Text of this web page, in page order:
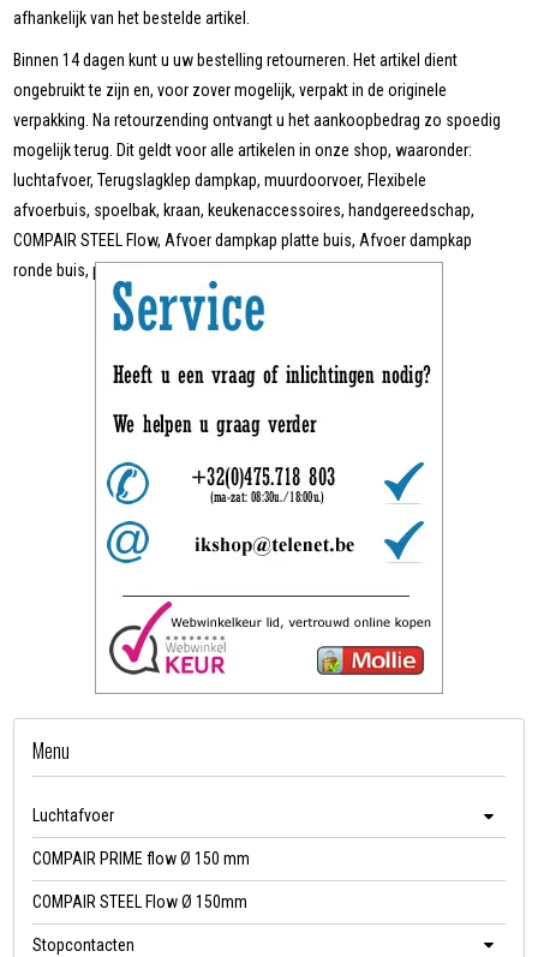
afhankelijk van het bestelde artikel.
Binnen 14 dagen kunt u uw bestelling retourneren. Het artikel dient
ongebruikt te zijn en, voor zover mogelijk, verpakt in de originele
verpakking. Na retourzending ontvangt u het aankoopbedrag zo spoedig
mogelijk terug. Dit geldt voor alle artikelen in onze shop, waaronder:
luchtafvoer, Terugslagklep dampkap, muurdoorvoer, Flexibele
afvoerbuis, spoelbak, kraan, keukenaccessoires, handgereedschap,
COMPAIR STEEL Flow, Afvoer dampkap platte buis, Afvoer dampkap
ronde buis, plasmafilter, enz.
Menu
Luchtafvoer
COMPAIR PRIME flow Ø 150 mm
COMPAIR STEEL Flow Ø 150mm
Stopcontacten